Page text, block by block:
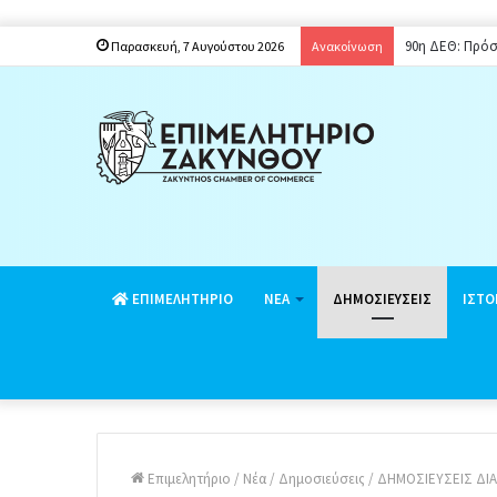
Παρασκευή, 7 Αυγούστου 2026 Ανακοίνωση 90η ΔΕΘ:
EΠΙΜΕΛΗΤΗΡΙΟ ΝΕΑ ΔΗΜΟΣΙΕΥΣΕΙΣ
Επιμελητήριο / Νέα / Δημοσιεύσεις / ΔΗΜΟΣΙΕΥΣΕΙΣ